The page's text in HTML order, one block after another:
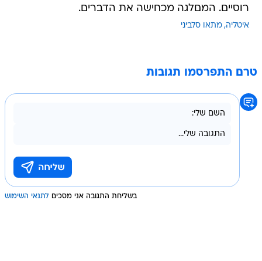
רוסיים. המםלגה מכחישה את הדברים.
איטליה מתאו סלביני
טרם התפרסמו תגובות
בשליחת התגובה אני מסכים לתנאי השימוש